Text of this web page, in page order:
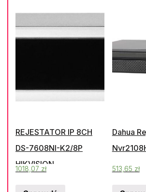
REJESTATOR IP 8CH
DS-7608NI-K2/8P
HIKVISION
1018,07 zł
Dahua
513,65 zł